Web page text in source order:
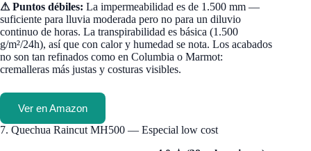
⚠ Puntos débiles: La impermeabilidad es de 1.500 mm —
suficiente para lluvia moderada pero no para un diluvio
continuo de horas. La transpirabilidad es básica (1.500
g/m²/24h), así que con calor y humedad se nota. Los acabados
no son tan refinados como en Columbia o Marmot:
cremalleras más justas y costuras visibles.
Ver en Amazon
7. Quechua Raincut MH500 — Especial low cost